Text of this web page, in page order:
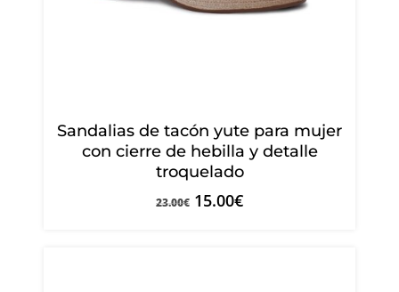
Sandalias de tacón yute para mujer
con cierre de hebilla y detalle
troquelado
23.00€ 15.00€